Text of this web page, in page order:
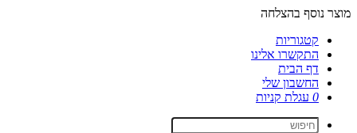
מוצר נוסף בהצלחה
קטגוריות
התקשרו אלינו
דף הבית
החשבון שלי
0 עגלת קניות